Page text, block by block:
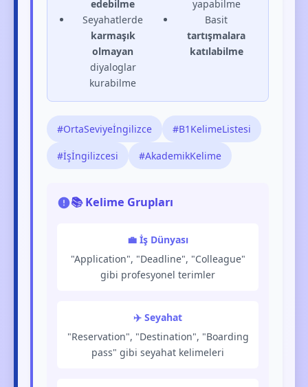
edebilme
Seyahatlerde
karmaşık
olmayan
diyaloglar
kurabilme
yapabilme
Basit
tartışmalara
katılabilme
#OrtaSeviyeİngilizce #B1KelimeListesi
#İşİngilizcesi #AkademikKelime
📚 Kelime Grupları
💼 İş Dünyası
"Application", "Deadline", "Colleague"
gibi profesyonel terimler
✈️ Seyahat
"Reservation", "Destination", "Boarding
pass" gibi seyahat kelimeleri